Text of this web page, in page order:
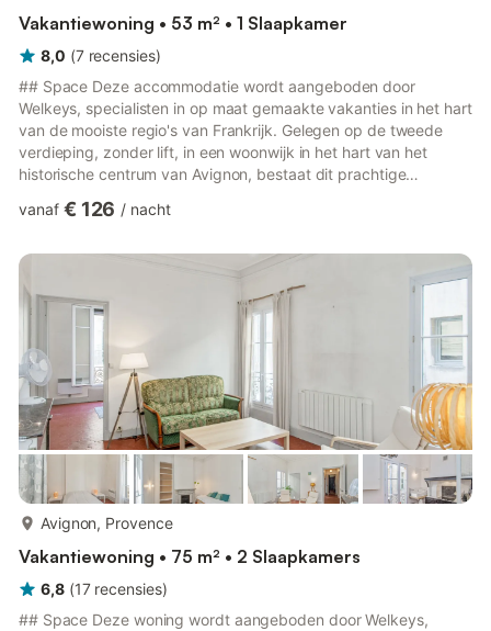
Vakantiewoning • 53 m² • 1 Slaapkamer
8,0 (7 recensies)
## Space Deze accommodatie wordt aangeboden door
Welkeys, specialisten in op maat gemaakte vakanties in het hart
van de mooiste regio's van Frankrijk. Gelegen op de tweede
verdieping, zonder lift, in een woonwijk in het hart van het
historische centrum van Avignon, bestaat dit prachtige
mooie leefruimte met een comfortabele slaapbank, - een
douche, - een open keuken uitgerust met koffiezetapparaat,
broodrooster, waterkoker, oven, koelkast, vriezer, vaatwasser,
kookplaten, - was...
vanaf € 126 / nacht
Avignon, Provence
Vakantiewoning • 75 m² • 2 Slaapkamers
6,8 (17 recensies)
## Space Deze woning wordt aangeboden door Welkeys,